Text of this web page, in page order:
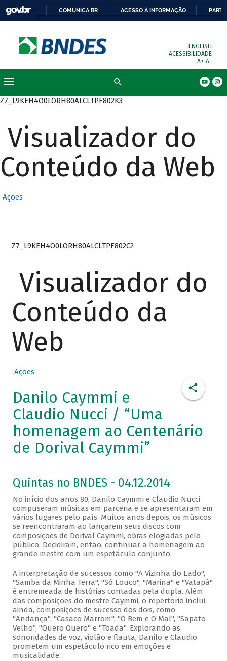
COMUNICA BR ACESSO À INFORMAÇÃO
ENGLISH
ACESSIBILIDADE
A+ A-
Z7_L9KEH4O0LORH80ALCLTPF802K3
Visualizador do
Conteúdo da Web
Ações
Z7_L9KEH4O0LORH80ALCLTPF802C2
Visualizador do
Conteúdo da
Web
Ações
Danilo Caymmi e
Claudio Nucci / “Uma
homenagem ao Centenário
de Dorival Caymmi”
Quintas no BNDES - 04.12.2014
No início dos anos 80, Danilo Caymmi e Claudio Nucci
compuseram músicas em parceria e se apresentaram em
vários lugares pelo país. Muitos anos depois, os músicos
se reencontraram ao lançarem seus discos com
composições de Dorival Caymmi, obras elogiadas pelo
público. Decidiram, então, continuar a homenagem ao
grande mestre com um espetáculo conjunto.
A interpretação de sucessos como "A Vizinha do Lado",
"Samba da Minha Terra", "Só Louco", "Marina" e "Vatapá"
é entremeada de histórias contadas pela dupla. Além
das composições do mestre Caymmi, o repertório inclui,
ainda, composições de sucesso dos dois, como
"Andança", "Casaco Marrom", "O Bem e O Mal", "Sapato
Velho", "Quero Quero" e "Toada". Explorando as
sonoridades de voz, violão e flauta, Danilo e Claudio
prometem um espetáculo rico em emoções e
musicalidade.